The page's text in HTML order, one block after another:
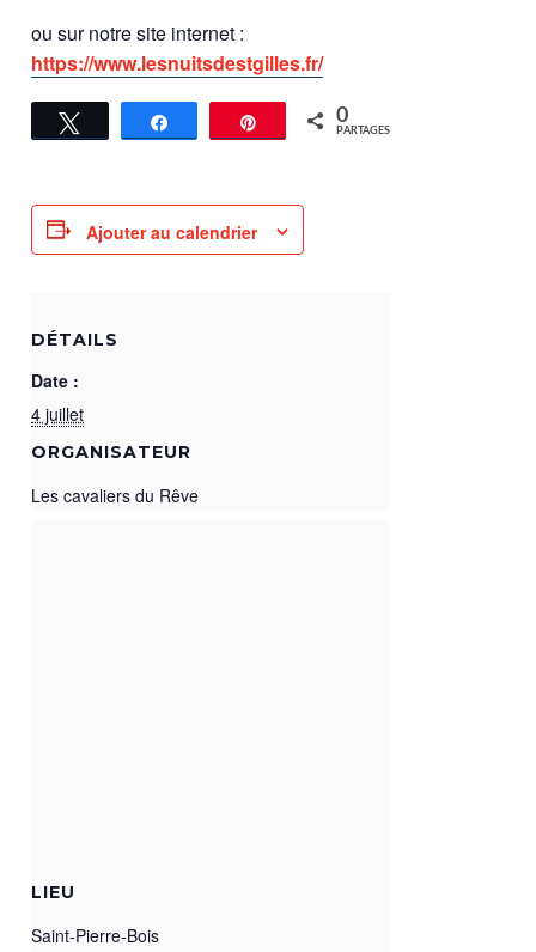
ou sur notre site internet :
https://www.lesnuitsdestgilles.fr/
Tweetez Partagez Épingle 0
PARTAGES
Ajouter au calendrier
DÉTAILS
Date :
4 juillet
ORGANISATEUR
Les cavaliers du Rêve
LIEU
Saint-Pierre-Bois